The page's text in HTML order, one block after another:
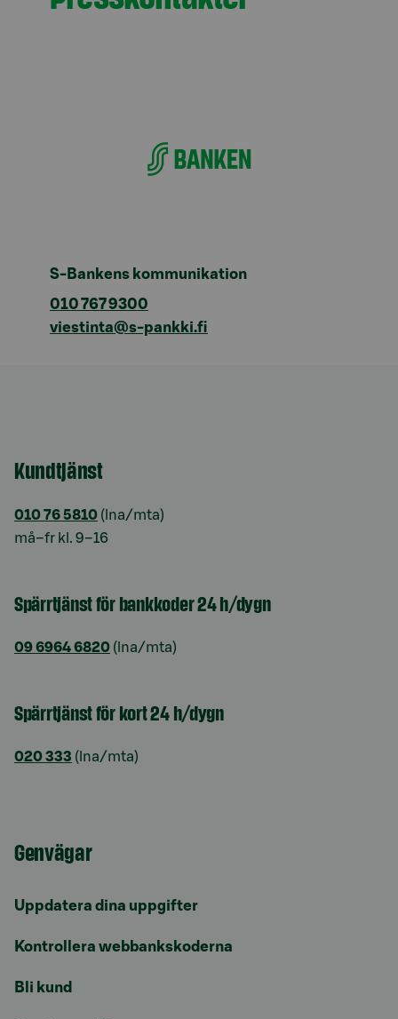
S-Bankens kommunikation
010 767 9300
viestinta@s-pankki.fi
Kundtjänst
010 76 5810 (lna/mta)
må–fr kl. 9–16
Spärrtjänst för bankkoder 24 h/dygn
09 6964 6820 (lna/mta)
Spärrtjänst för kort 24 h/dygn
020 333 (lna/mta)
Genvägar
Uppdatera dina uppgifter
Kontrollera webbankskoderna
Bli kund